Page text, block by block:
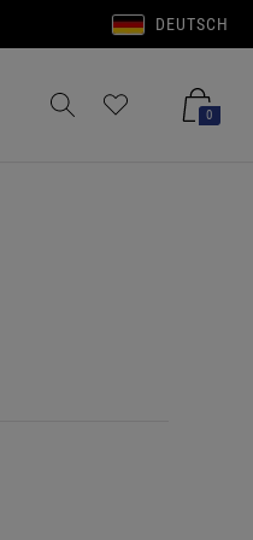
DEUTSCH
Merkzettel aufklappenWarenkorb
0